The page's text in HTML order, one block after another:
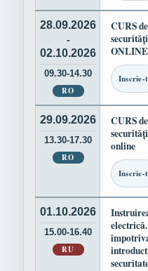
28.09.2026
-
02.10.2026
09.30-14.30
RO
CURS
ONLINE
Inscrie-
29.09.2026
13.30-17.30
RO
CURS
online
Inscrie-
01.10.2026
15.00-16.40
RU